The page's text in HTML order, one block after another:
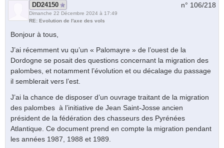
DD24150
Dimanche 22 Décembre 2024 à 17:49
RE: Evolution de l'axe des vols
n° 106/218
Bonjour à tous,
J’ai récemment vu qu’un « Palomayre » de l’ouest de la
Dordogne se posait des questions concernant la migration des
palombes, et notamment l’évolution et ou décalage du passage
il semblerait vers l’est.
J’ai la chance de disposer d’un ouvrage traitant de la migration
des palombes à l’initiative de Jean Saint-Josse ancien
président de la fédération des chasseurs des Pyrénées
Atlantique. Ce document prend en compte la migration pendant
les années 1987, 1988 et 1989.